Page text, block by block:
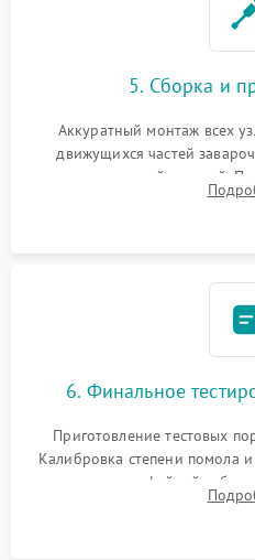
5. Сборка и
Аккуратный монтаж всех
движущихся частей
силиконовой смазкой.
декальцинации и очистки
6. Финальное
Приготовление тестовых
Калибровка степени помола
плотности кофейной
качества молочной пены.